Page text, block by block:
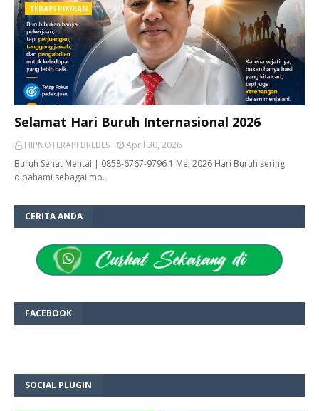
TERAPI PIKIRAN
Selamat Hari Buruh Internasional 2026
HIPNOTERAPI BREBES
April 30, 2026
Buruh Sehat Mental | 0858-6767-9796 1 Mei 2026 Hari Buruh sering
dipahami sebagai mo…
CERITA ANDA
FACEBOOK
SOCIAL PLUGIN